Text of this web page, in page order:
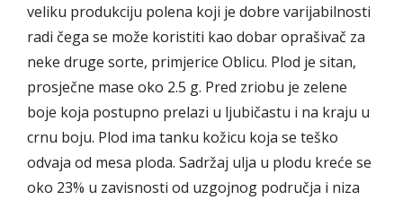
veliku produkciju polena koji je dobre varijabilnosti
radi čega se može koristiti kao dobar oprašivač za
neke druge sorte, primjerice Oblicu. Plod je sitan,
prosječne mase oko 2.5 g. Pred zriobu je zelene
boje koja postupno prelazi u ljubičastu i na kraju u
crnu boju. Plod ima tanku kožicu koja se teško
odvaja od mesa ploda. Sadržaj ulja u plodu kreće se
oko 23% u zavisnosti od uzgojnog područja i niza